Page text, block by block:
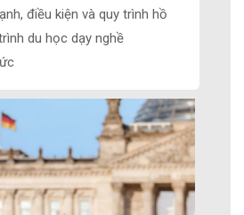
điều kiện và quy trình hồ
du học dạy nghề